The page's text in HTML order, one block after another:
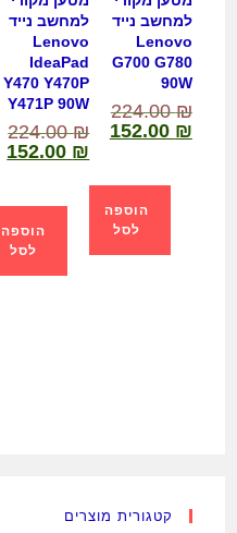
למחשב נייד
Lenovo
G700 G780
90W
224.00₪
152.00 ₪
הוספה
לסל
למחשב נייד
Lenovo
IdeaPad
Y470 Y470P
Y471P 90W
224.00₪
152.00 ₪
הוספה
לסל
קטגורית מוצרים